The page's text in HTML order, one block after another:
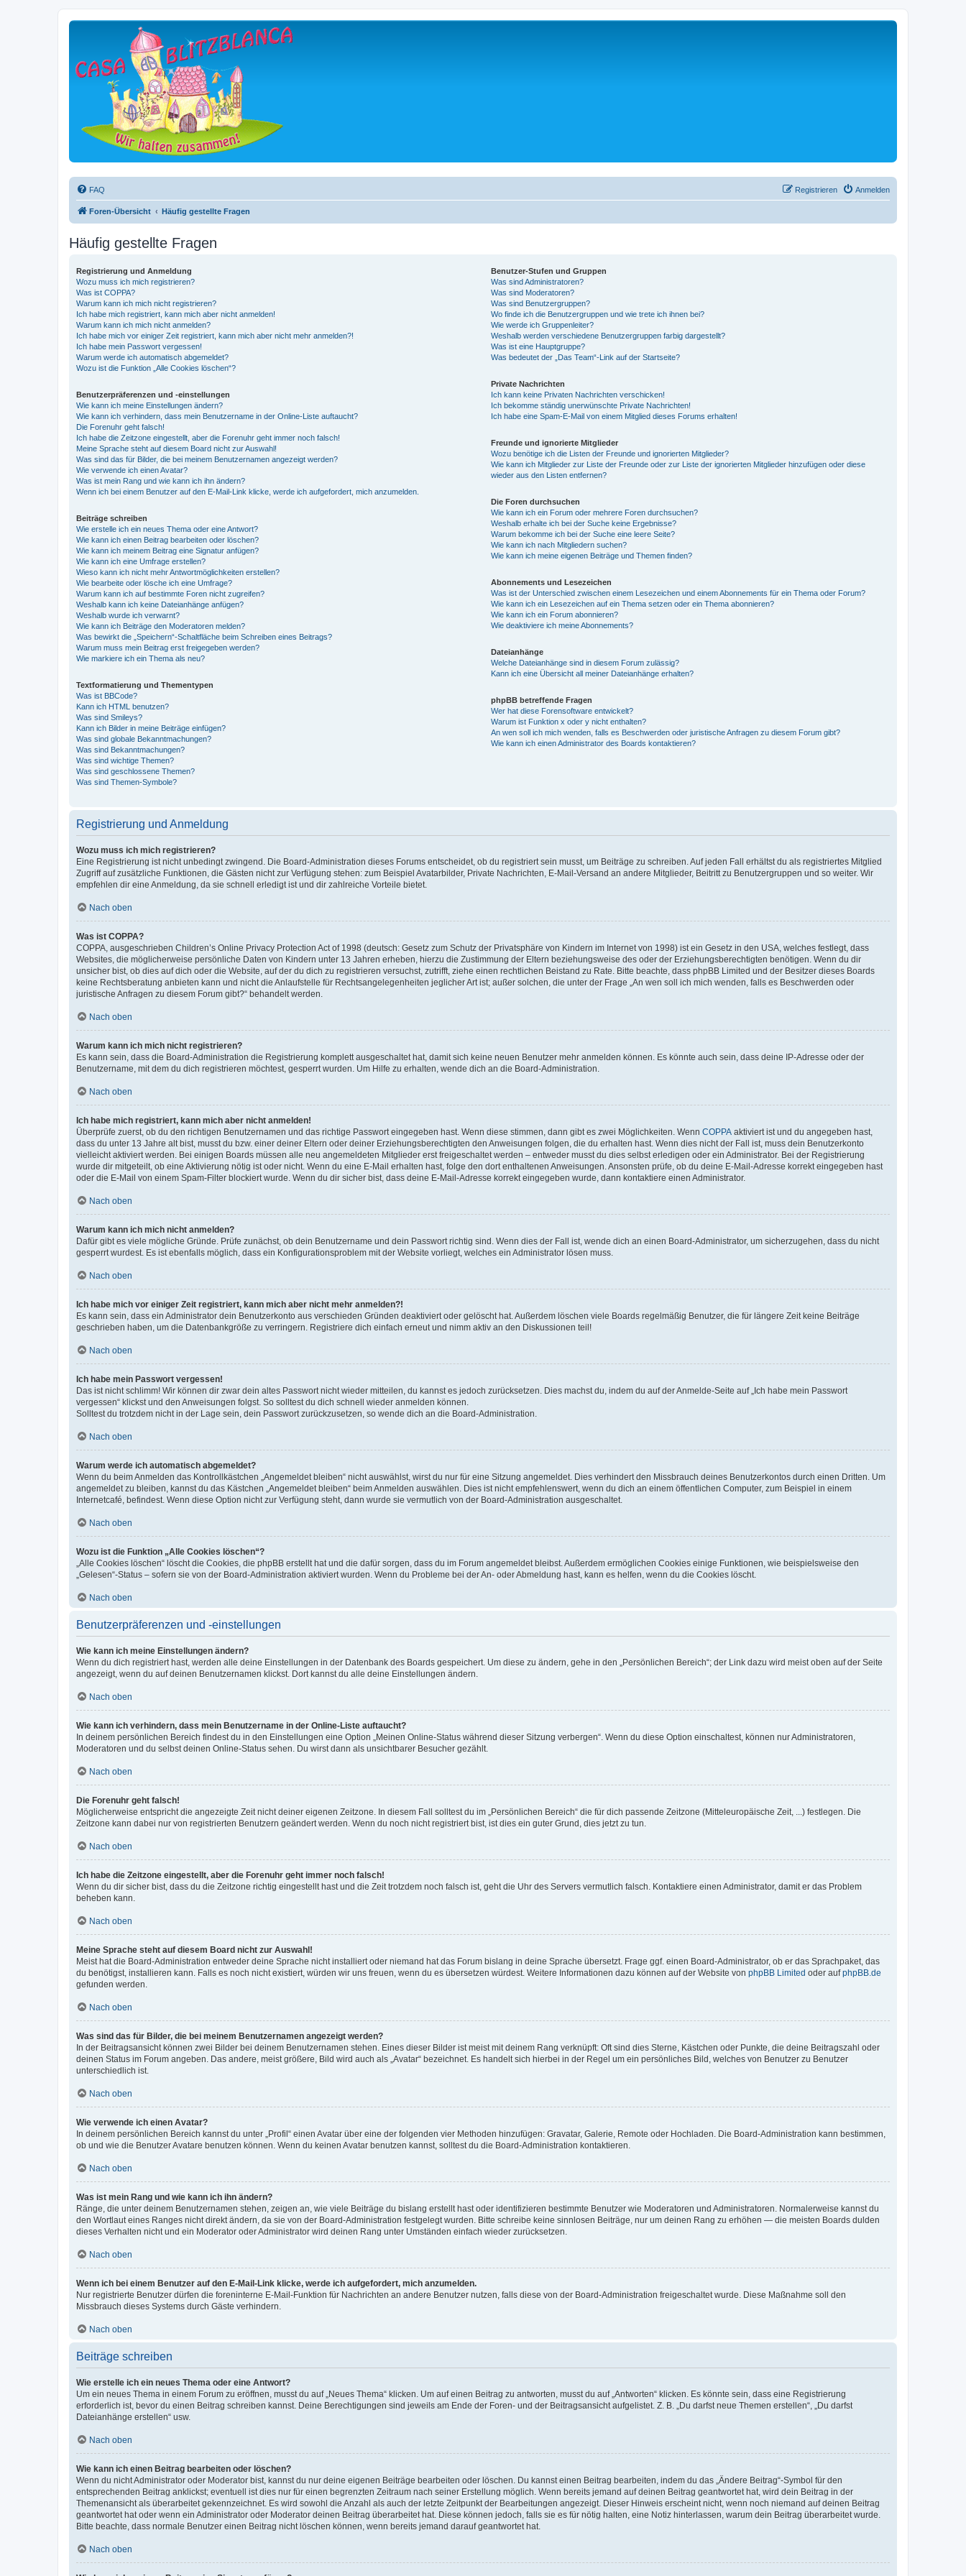
FAQ Anmelden
Registrieren
Foren-Übersicht Häufig gestellte Fragen
Häufig gestellte Fragen
Registrierung und Anmeldung
Wozu muss ich mich registrieren?
Was ist COPPA?
Warum kann ich mich nicht registrieren?
Ich habe mich registriert, kann mich aber nicht anmelden!
Warum kann ich mich nicht anmelden?
Ich habe mich vor einiger Zeit registriert, kann mich aber nicht mehr anmelden?!
Ich habe mein Passwort vergessen!
Warum werde ich automatisch abgemeldet?
Wozu ist die Funktion „Alle Cookies löschen“?
Benutzerpräferenzen und -einstellungen
Wie kann ich meine Einstellungen ändern?
Wie kann ich verhindern, dass mein Benutzername in der Online-Liste auftaucht?
Die Forenuhr geht falsch!
Ich habe die Zeitzone eingestellt, aber die Forenuhr geht immer noch falsch!
Meine Sprache steht auf diesem Board nicht zur Auswahl!
Was sind das für Bilder, die bei meinem Benutzernamen angezeigt werden?
Wie verwende ich einen Avatar?
Was ist mein Rang und wie kann ich ihn ändern?
Wenn ich bei einem Benutzer auf den E-Mail-Link klicke, werde ich aufgefordert, mich anzumelden.
Beiträge schreiben
Wie erstelle ich ein neues Thema oder eine Antwort?
Wie kann ich einen Beitrag bearbeiten oder löschen?
Wie kann ich meinem Beitrag eine Signatur anfügen?
Wie kann ich eine Umfrage erstellen?
Wieso kann ich nicht mehr Antwortmöglichkeiten erstellen?
Wie bearbeite oder lösche ich eine Umfrage?
Warum kann ich auf bestimmte Foren nicht zugreifen?
Weshalb kann ich keine Dateianhänge anfügen?
Weshalb wurde ich verwarnt?
Wie kann ich Beiträge den Moderatoren melden?
Was bewirkt die „Speichern“-Schaltfläche beim Schreiben eines Beitrags?
Warum muss mein Beitrag erst freigegeben werden?
Wie markiere ich ein Thema als neu?
Textformatierung und Thementypen
Was ist BBCode?
Kann ich HTML benutzen?
Was sind Smileys?
Kann ich Bilder in meine Beiträge einfügen?
Was sind globale Bekanntmachungen?
Was sind Bekanntmachungen?
Was sind wichtige Themen?
Was sind geschlossene Themen?
Was sind Themen-Symbole?
Benutzer-Stufen und Gruppen
Was sind Administratoren?
Was sind Moderatoren?
Was sind Benutzergruppen?
Wo finde ich die Benutzergruppen und wie trete ich ihnen bei?
Wie werde ich Gruppenleiter?
Weshalb werden verschiedene Benutzergruppen farbig dargestellt?
Was ist eine Hauptgruppe?
Was bedeutet der „Das Team“-Link auf der Startseite?
Private Nachrichten
Ich kann keine Privaten Nachrichten verschicken!
Ich bekomme ständig unerwünschte Private Nachrichten!
Ich habe eine Spam-E-Mail von einem Mitglied dieses Forums erhalten!
Freunde und ignorierte Mitglieder
Wozu benötige ich die Listen der Freunde und ignorierten Mitglieder?
Wie kann ich Mitglieder zur Liste der Freunde oder zur Liste der ignorierten Mitglieder hinzufügen oder diese
wieder aus den Listen entfernen?
Die Foren durchsuchen
Wie kann ich ein Forum oder mehrere Foren durchsuchen?
Weshalb erhalte ich bei der Suche keine Ergebnisse?
Warum bekomme ich bei der Suche eine leere Seite?
Wie kann ich nach Mitgliedern suchen?
Wie kann ich meine eigenen Beiträge und Themen finden?
Abonnements und Lesezeichen
Was ist der Unterschied zwischen einem Lesezeichen und einem Abonnements für ein Thema oder Forum?
Wie kann ich ein Lesezeichen auf ein Thema setzen oder ein Thema abonnieren?
Wie kann ich ein Forum abonnieren?
Wie deaktiviere ich meine Abonnements?
Dateianhänge
Welche Dateianhänge sind in diesem Forum zulässig?
Kann ich eine Übersicht all meiner Dateianhänge erhalten?
phpBB betreffende Fragen
Wer hat diese Forensoftware entwickelt?
Warum ist Funktion x oder y nicht enthalten?
An wen soll ich mich wenden, falls es Beschwerden oder juristische Anfragen zu diesem Forum gibt?
Wie kann ich einen Administrator des Boards kontaktieren?
Registrierung und Anmeldung
Wozu muss ich mich registrieren?
Eine Registrierung ist nicht unbedingt zwingend. Die Board-Administration dieses Forums entscheidet, ob du registriert sein musst, um Beiträge zu schreiben. Auf jeden Fall erhältst du als registriertes Mitglied
Zugriff auf zusätzliche Funktionen, die Gästen nicht zur Verfügung stehen: zum Beispiel Avatarbilder, Private Nachrichten, E-Mail-Versand an andere Mitglieder, Beitritt zu Benutzergruppen und so weiter. Wir
empfehlen dir eine Anmeldung, da sie schnell erledigt ist und dir zahlreiche Vorteile bietet.
Nach oben
Was ist COPPA?
COPPA, ausgeschrieben Children’s Online Privacy Protection Act of 1998 (deutsch: Gesetz zum Schutz der Privatsphäre von Kindern im Internet von 1998) ist ein Gesetz in den USA, welches festlegt, dass
Websites, die möglicherweise persönliche Daten von Kindern unter 13 Jahren erheben, hierzu die Zustimmung der Eltern beziehungsweise des oder der Erziehungsberechtigten benötigen. Wenn du dir
unsicher bist, ob dies auf dich oder die Website, auf der du dich zu registrieren versuchst, zutrifft, ziehe einen rechtlichen Beistand zu Rate. Bitte beachte, dass phpBB Limited und der Besitzer dieses Boards
keine Rechtsberatung anbieten kann und nicht die Anlaufstelle für Rechtsangelegenheiten jeglicher Art ist; außer solchen, die unter der Frage „An wen soll ich mich wenden, falls es Beschwerden oder
juristische Anfragen zu diesem Forum gibt?“ behandelt werden.
Nach oben
Warum kann ich mich nicht registrieren?
Es kann sein, dass die Board-Administration die Registrierung komplett ausgeschaltet hat, damit sich keine neuen Benutzer mehr anmelden können. Es könnte auch sein, dass deine IP-Adresse oder der
Benutzername, mit dem du dich registrieren möchtest, gesperrt wurden. Um Hilfe zu erhalten, wende dich an die Board-Administration.
Nach oben
Ich habe mich registriert, kann mich aber nicht anmelden!
Überprüfe zuerst, ob du den richtigen Benutzernamen und das richtige Passwort eingegeben hast. Wenn diese stimmen, dann gibt es zwei Möglichkeiten. Wenn COPPA aktiviert ist und du angegeben hast,
dass du unter 13 Jahre alt bist, musst du bzw. einer deiner Eltern oder deiner Erziehungsberechtigten den Anweisungen folgen, die du erhalten hast. Wenn dies nicht der Fall ist, muss dein Benutzerkonto
vielleicht aktiviert werden. Bei einigen Boards müssen alle neu angemeldeten Mitglieder erst freigeschaltet werden – entweder musst du dies selbst erledigen oder ein Administrator. Bei der Registrierung
wurde dir mitgeteilt, ob eine Aktivierung nötig ist oder nicht. Wenn du eine E-Mail erhalten hast, folge den dort enthaltenen Anweisungen. Ansonsten prüfe, ob du deine E-Mail-Adresse korrekt eingegeben hast
oder die E-Mail von einem Spam-Filter blockiert wurde. Wenn du dir sicher bist, dass deine E-Mail-Adresse korrekt eingegeben wurde, dann kontaktiere einen Administrator.
Nach oben
Warum kann ich mich nicht anmelden?
Dafür gibt es viele mögliche Gründe. Prüfe zunächst, ob dein Benutzername und dein Passwort richtig sind. Wenn dies der Fall ist, wende dich an einen Board-Administrator, um sicherzugehen, dass du nicht
gesperrt wurdest. Es ist ebenfalls möglich, dass ein Konfigurationsproblem mit der Website vorliegt, welches ein Administrator lösen muss.
Nach oben
Ich habe mich vor einiger Zeit registriert, kann mich aber nicht mehr anmelden?!
Es kann sein, dass ein Administrator dein Benutzerkonto aus verschieden Gründen deaktiviert oder gelöscht hat. Außerdem löschen viele Boards regelmäßig Benutzer, die für längere Zeit keine Beiträge
geschrieben haben, um die Datenbankgröße zu verringern. Registriere dich einfach erneut und nimm aktiv an den Diskussionen teil!
Nach oben
Ich habe mein Passwort vergessen!
Das ist nicht schlimm! Wir können dir zwar dein altes Passwort nicht wieder mitteilen, du kannst es jedoch zurücksetzen. Dies machst du, indem du auf der Anmelde-Seite auf „Ich habe mein Passwort
vergessen“ klickst und den Anweisungen folgst. So solltest du dich schnell wieder anmelden können.
Solltest du trotzdem nicht in der Lage sein, dein Passwort zurückzusetzen, so wende dich an die Board-Administration.
Nach oben
Warum werde ich automatisch abgemeldet?
Wenn du beim Anmelden das Kontrollkästchen „Angemeldet bleiben“ nicht auswählst, wirst du nur für eine Sitzung angemeldet. Dies verhindert den Missbrauch deines Benutzerkontos durch einen Dritten. Um
angemeldet zu bleiben, kannst du das Kästchen „Angemeldet bleiben“ beim Anmelden auswählen. Dies ist nicht empfehlenswert, wenn du dich an einem öffentlichen Computer, zum Beispiel in einem
Internetcafé, befindest. Wenn diese Option nicht zur Verfügung steht, dann wurde sie vermutlich von der Board-Administration ausgeschaltet.
Nach oben
Wozu ist die Funktion „Alle Cookies löschen“?
„Alle Cookies löschen“ löscht die Cookies, die phpBB erstellt hat und die dafür sorgen, dass du im Forum angemeldet bleibst. Außerdem ermöglichen Cookies einige Funktionen, wie beispielsweise den
„Gelesen“-Status – sofern sie von der Board-Administration aktiviert wurden. Wenn du Probleme bei der An- oder Abmeldung hast, kann es helfen, wenn du die Cookies löscht.
Nach oben
Benutzerpräferenzen und -einstellungen
Wie kann ich meine Einstellungen ändern?
Wenn du dich registriert hast, werden alle deine Einstellungen in der Datenbank des Boards gespeichert. Um diese zu ändern, gehe in den „Persönlichen Bereich“; der Link dazu wird meist oben auf der Seite
angezeigt, wenn du auf deinen Benutzernamen klickst. Dort kannst du alle deine Einstellungen ändern.
Nach oben
Wie kann ich verhindern, dass mein Benutzername in der Online-Liste auftaucht?
In deinem persönlichen Bereich findest du in den Einstellungen eine Option „Meinen Online-Status während dieser Sitzung verbergen“. Wenn du diese Option einschaltest, können nur Administratoren,
Moderatoren und du selbst deinen Online-Status sehen. Du wirst dann als unsichtbarer Besucher gezählt.
Nach oben
Die Forenuhr geht falsch!
Möglicherweise entspricht die angezeigte Zeit nicht deiner eigenen Zeitzone. In diesem Fall solltest du im „Persönlichen Bereich“ die für dich passende Zeitzone (Mitteleuropäische Zeit, ...) festlegen. Die
Zeitzone kann dabei nur von registrierten Benutzern geändert werden. Wenn du noch nicht registriert bist, ist dies ein guter Grund, dies jetzt zu tun.
Nach oben
Ich habe die Zeitzone eingestellt, aber die Forenuhr geht immer noch falsch!
Wenn du dir sicher bist, dass du die Zeitzone richtig eingestellt hast und die Zeit trotzdem noch falsch ist, geht die Uhr des Servers vermutlich falsch. Kontaktiere einen Administrator, damit er das Problem
beheben kann.
Nach oben
Meine Sprache steht auf diesem Board nicht zur Auswahl!
Meist hat die Board-Administration entweder deine Sprache nicht installiert oder niemand hat das Forum bislang in deine Sprache übersetzt. Frage ggf. einen Board-Administrator, ob er das Sprachpaket, das
du benötigst, installieren kann. Falls es noch nicht existiert, würden wir uns freuen, wenn du es übersetzen würdest. Weitere Informationen dazu können auf der Website von phpBB Limited oder aufphpBB.de
gefunden werden.
Nach oben
Was sind das für Bilder, die bei meinem Benutzernamen angezeigt werden?
In der Beitragsansicht können zwei Bilder bei deinem Benutzernamen stehen. Eines dieser Bilder ist meist mit deinem Rang verknüpft: Oft sind dies Sterne, Kästchen oder Punkte, die deine Beitragszahl oder
deinen Status im Forum angeben. Das andere, meist größere, Bild wird auch als „Avatar“ bezeichnet. Es handelt sich hierbei in der Regel um ein persönliches Bild, welches von Benutzer zu Benutzer
unterschiedlich ist.
Nach oben
Wie verwende ich einen Avatar?
In deinem persönlichen Bereich kannst du unter „Profil“ einen Avatar über eine der folgenden vier Methoden hinzufügen: Gravatar, Galerie, Remote oder Hochladen. Die Board-Administration kann bestimmen,
ob und wie die Benutzer Avatare benutzen können. Wenn du keinen Avatar benutzen kannst, solltest du die Board-Administration kontaktieren.
Nach oben
Was ist mein Rang und wie kann ich ihn ändern?
Ränge, die unter deinem Benutzernamen stehen, zeigen an, wie viele Beiträge du bislang erstellt hast oder identifizieren bestimmte Benutzer wie Moderatoren und Administratoren. Normalerweise kannst du
den Wortlaut eines Ranges nicht direkt ändern, da sie von der Board-Administration festgelegt wurden. Bitte schreibe keine sinnlosen Beiträge, nur um deinen Rang zu erhöhen — die meisten Boards dulden
dieses Verhalten nicht und ein Moderator oder Administrator wird deinen Rang unter Umständen einfach wieder zurücksetzen.
Nach oben
Wenn ich bei einem Benutzer auf den E-Mail-Link klicke, werde ich aufgefordert, mich anzumelden.
Nur registrierte Benutzer dürfen die foreninterne E-Mail-Funktion für Nachrichten an andere Benutzer nutzen, falls diese von der Board-Administration freigeschaltet wurde. Diese Maßnahme soll den
Missbrauch dieses Systems durch Gäste verhindern.
Nach oben
Beiträge schreiben
Wie erstelle ich ein neues Thema oder eine Antwort?
Um ein neues Thema in einem Forum zu eröffnen, musst du auf „Neues Thema“ klicken. Um auf einen Beitrag zu antworten, musst du auf „Antworten“ klicken. Es könnte sein, dass eine Registrierung
erforderlich ist, bevor du einen Beitrag schreiben kannst. Deine Berechtigungen sind jeweils am Ende der Foren- und der Beitragsansicht aufgelistet. Z. B. „Du darfst neue Themen erstellen“, „Du darfst
Dateianhänge erstellen“ usw.
Nach oben
Wie kann ich einen Beitrag bearbeiten oder löschen?
Wenn du nicht Administrator oder Moderator bist, kannst du nur deine eigenen Beiträge bearbeiten oder löschen. Du kannst einen Beitrag bearbeiten, indem du das „Ändere Beitrag“-Symbol für den
entsprechenden Beitrag anklickst; eventuell ist dies nur für einen begrenzten Zeitraum nach seiner Erstellung möglich. Wenn bereits jemand auf deinen Beitrag geantwortet hat, wird dein Beitrag in der
Themenansicht als überarbeitet gekennzeichnet. Es wird sowohl die Anzahl als auch der letzte Zeitpunkt der Bearbeitungen angezeigt. Dieser Hinweis erscheint nicht, wenn noch niemand auf deinen Beitrag
geantwortet hat oder wenn ein Administrator oder Moderator deinen Beitrag überarbeitet hat. Diese können jedoch, falls sie es für nötig halten, eine Notiz hinterlassen, warum dein Beitrag überarbeitet wurde.
Bitte beachte, dass normale Benutzer einen Beitrag nicht löschen können, wenn bereits jemand darauf geantwortet hat.
Nach oben